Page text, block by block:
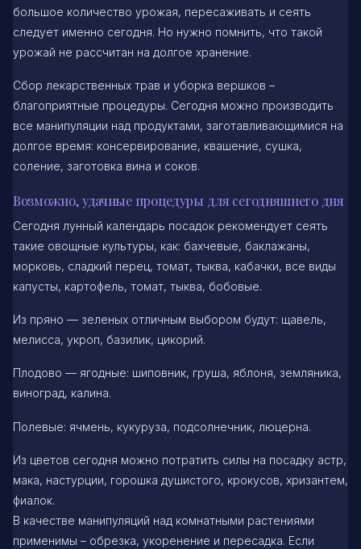
большое количество урожая, пересаживать и сеять
следует именно сегодня. Но нужно помнить, что такой
урожай не рассчитан на долгое хранение.
Сбор лекарственных трав и уборка вершков –
благоприятные процедуры. Сегодня можно производить
все манипуляции над продуктами, заготавливающимися на
долгое время: консервирование, квашение, сушка,
соление, заготовка вина и соков.
Возможно, удачные процедуры для сегодняшнего дня
Сегодня лунный календарь посадок рекомендует сеять
такие овощные культуры, как: бахчевые, баклажаны,
морковь, сладкий перец, томат, тыква, кабачки, все виды
капусты, картофель, томат, тыква, бобовые.
Из пряно — зеленых отличным выбором будут: щавель,
мелисса, укроп, базилик, цикорий.
Плодово — ягодные: шиповник, груша, яблоня, земляника,
виноград, калина.
Полевые: ячмень, кукуруза, подсолнечник, люцерна.
Из цветов сегодня можно потратить силы на посадку астр,
мака, настурции, горошка душистого, крокусов, хризантем,
фиалок.
В качестве манипуляций над комнатными растениями
применимы – обрезка, укоренение и пересадка. Если